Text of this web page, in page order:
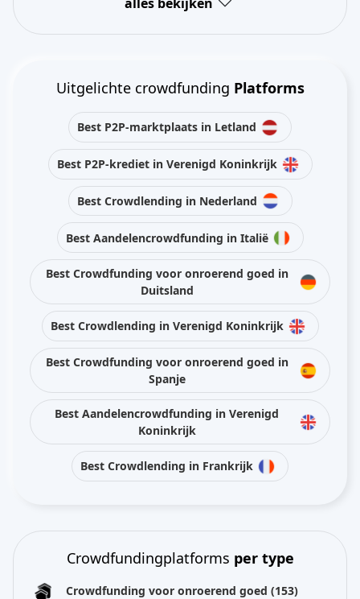
Uitgelichte crowdfunding Platforms
Best P2P-marktplaats in Letland
Best P2P-krediet in Verenigd Koninkrijk
Best Crowdlending in Nederland
Best Aandelencrowdfunding in Italië
Best Crowdfunding voor onroerend goed in
Duitsland
Best Crowdlending in Verenigd Koninkrijk
Best Crowdfunding voor onroerend goed in
Spanje
Best Aandelencrowdfunding in Verenigd
Koninkrijk
Best Crowdlending in Frankrijk
Crowdfundingplatforms per type
Crowdfunding voor onroerend goed (153)